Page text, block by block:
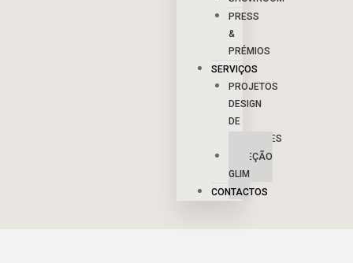
PRESS
&
PRÉMIOS
SERVIÇOS
PROJETOS
DESIGN
DE
INTERIORES
COLEÇÃO
GLIM
CONTACTOS